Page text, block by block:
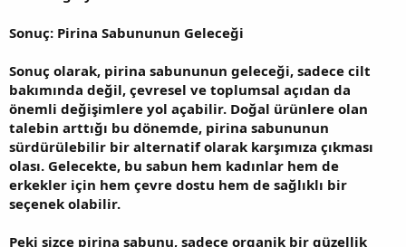
Sonuç: Pirina Sabununun Geleceği
Sonuç olarak, pirina sabununun geleceği, sadece cilt
bakımında değil, çevresel ve toplumsal açıdan da
önemli değişimlere yol açabilir. Doğal ürünlere olan
talebin arttığı bu dönemde, pirina sabununun
sürdürülebilir bir alternatif olarak karşımıza çıkması
olası. Gelecekte, bu sabun hem kadınlar hem de
erkekler için hem çevre dostu hem de sağlıklı bir
seçenek olabilir.
Peki sizce pirina sabunu, sadece organik bir güzellik